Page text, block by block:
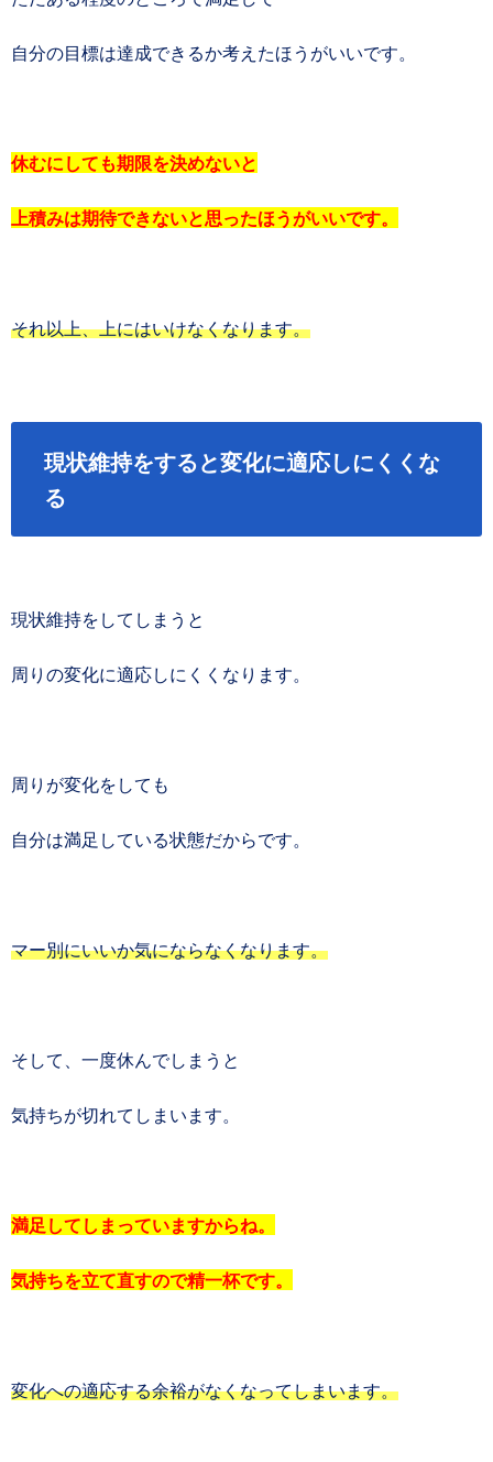
自分の目標は達成できるか考えたほうがいいです。
休むにしても期限を決めないと
上積みは期待できないと思ったほうがいいです。
それ以上、上にはいけなくなります。
現状維持をすると変化に適応しにくくな
る
現状維持をしてしまうと
周りの変化に適応しにくくなります。
周りが変化をしても
自分は満足している状態だからです。
マー別にいいか気にならなくなります。
そして、一度休んでしまうと
気持ちが切れてしまいます。
満足してしまっていますからね。
気持ちを立て直すので精一杯です。
変化への適応する余裕がなくなってしまいます。